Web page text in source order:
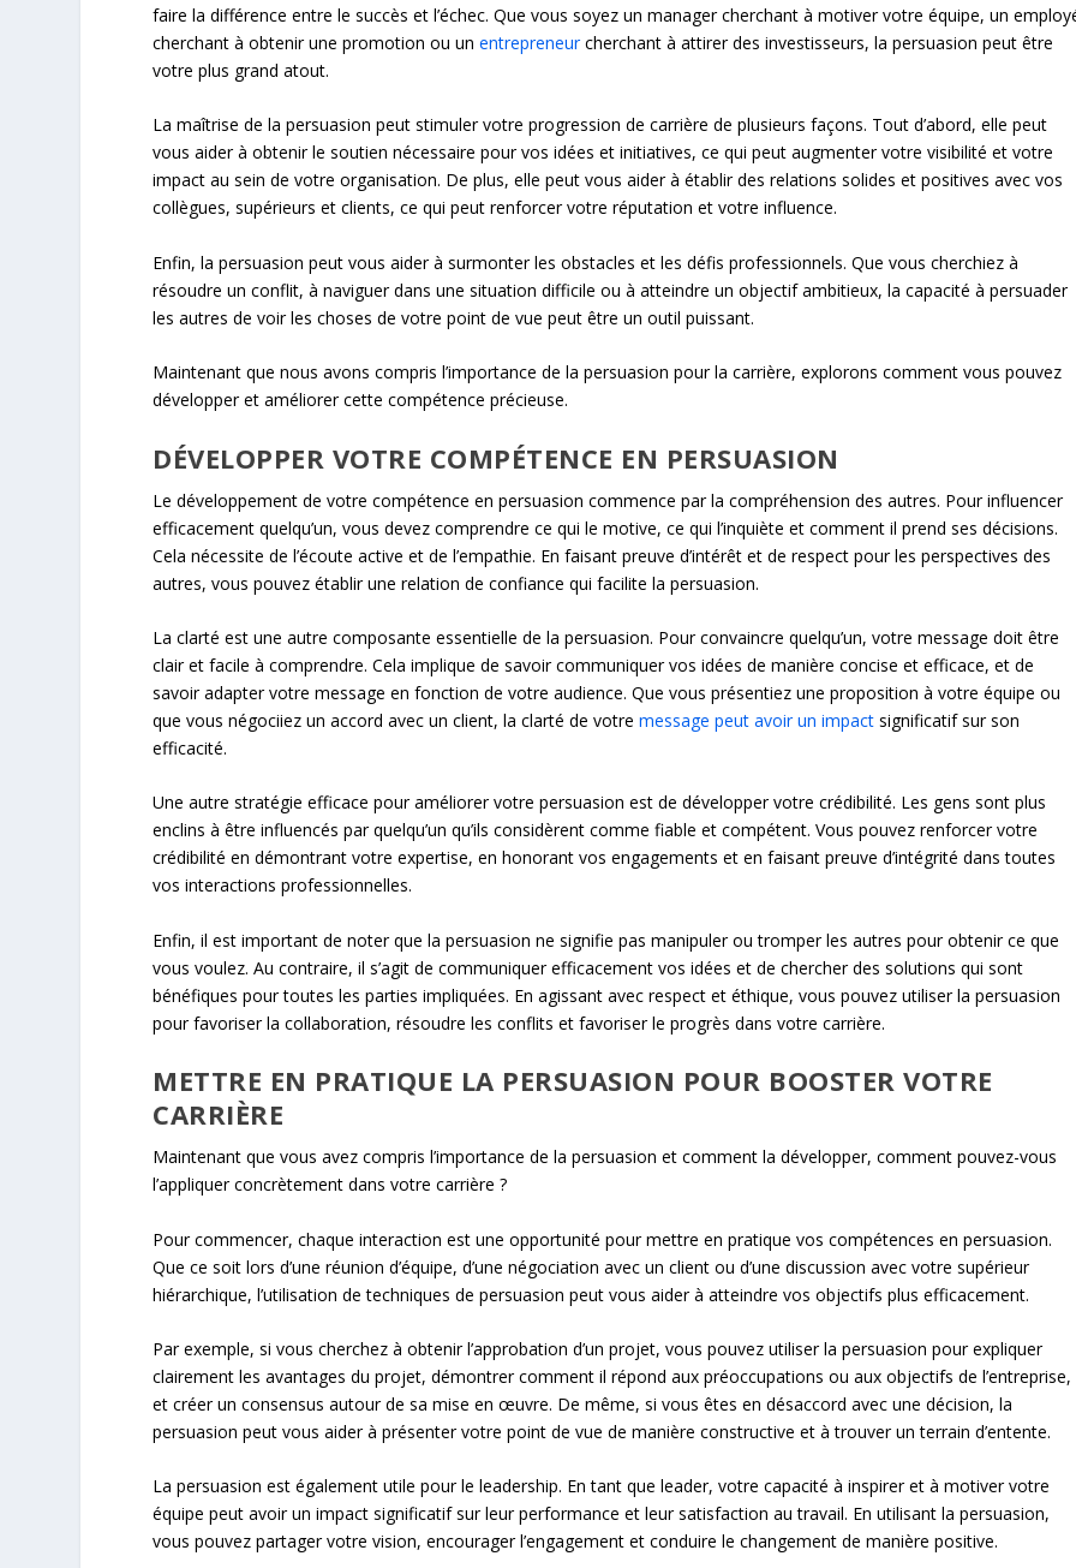
faire la différence entre le succès et l’échec. Que vous soyez un manager cherchant à motiver votre équipe, un
cherchant à obtenir une promotion ou unentrepreneurcherchant à attirer des investisseurs, la persuasion peut être
votre plus grand atout.
La maîtrise de la persuasion peut stimuler votre progression de carrière de plusieurs façons. Tout d’abord, elle peut
vous aider à obtenir le soutien nécessaire pour vos idées et initiatives, ce qui peut augmenter votre visibilité et votre
impact au sein de votre organisation. De plus, elle peut vous aider à établir des relations solides et positives avec vos
collègues, supérieurs et clients, ce qui peut renforcer votre réputation et votre influence.
Enfin, la persuasion peut vous aider à surmonter les obstacles et les défis professionnels. Que vous cherchiez à
résoudre un conflit, à naviguer dans une situation difficile ou à atteindre un objectif ambitieux, la capacité à persuader
les autres de voir les choses de votre point de vue peut être un outil puissant.
Maintenant que nous avons compris l’importance de la persuasion pour la carrière, explorons comment vous pouvez
développer et améliorer cette compétence précieuse.
DÉVELOPPER VOTRE COMPÉTENCE EN PERSUASION
Le développement de votre compétence en persuasion commence par la compréhension des autres. Pour influencer
efficacement quelqu’un, vous devez comprendre ce qui le motive, ce qui l’inquiète et comment il prend ses décisions.
Cela nécessite de l’écoute active et de l’empathie. En faisant preuve d’intérêt et de respect pour les perspectives des
autres, vous pouvez établir une relation de confiance qui facilite la persuasion.
La clarté est une autre composante essentielle de la persuasion. Pour convaincre quelqu’un, votre message doit être
clair et facile à comprendre. Cela implique de savoir communiquer vos idées de manière concise et efficace, et de
savoir adapter votre message en fonction de votre audience. Que vous présentiez une proposition à votre équipe ou
que vous négociiez un accord avec un client, la clarté de votremessage peut avoir un impact significatif sur son
efficacité.
Une autre stratégie efficace pour améliorer votre persuasion est de développer votre crédibilité. Les gens sont plus
enclins à être influencés par quelqu’un qu’ils considèrent comme fiable et compétent. Vous pouvez renforcer votre
crédibilité en démontrant votre expertise, en honorant vos engagements et en faisant preuve d’intégrité dans toutes
vos interactions professionnelles.
Enfin, il est important de noter que la persuasion ne signifie pas manipuler ou tromper les autres pour obtenir ce que
vous voulez. Au contraire, il s’agit de communiquer efficacement vos idées et de chercher des solutions qui sont
bénéfiques pour toutes les parties impliquées. En agissant avec respect et éthique, vous pouvez utiliser la persuasion
pour favoriser la collaboration, résoudre les conflits et favoriser le progrès dans votre carrière.
METTRE EN PRATIQUE LA PERSUASION POUR BOOSTER VOTRE
CARRIÈRE
Maintenant que vous avez compris l’importance de la persuasion et comment la développer, comment pouvez-vous
l’appliquer concrètement dans votre carrière ?
Pour commencer, chaque interaction est une opportunité pour mettre en pratique vos compétences en persuasion.
Que ce soit lors d’une réunion d’équipe, d’une négociation avec un client ou d’une discussion avec votre supérieur
hiérarchique, l’utilisation de techniques de persuasion peut vous aider à atteindre vos objectifs plus efficacement.
Par exemple, si vous cherchez à obtenir l’approbation d’un projet, vous pouvez utiliser la persuasion pour expliquer
clairement les avantages du projet, démontrer comment il répond aux préoccupations ou aux objectifs de l’entreprise,
et créer un consensus autour de sa mise en œuvre. De même, si vous êtes en désaccord avec une décision, la
persuasion peut vous aider à présenter votre point de vue de manière constructive et à trouver un terrain d’entente.
La persuasion est également utile pour le leadership. En tant que leader, votre capacité à inspirer et à motiver votre
équipe peut avoir un impact significatif sur leur performance et leur satisfaction au travail. En utilisant la persuasion,
vous pouvez partager votre vision, encourager l’engagement et conduire le changement de manière positive.